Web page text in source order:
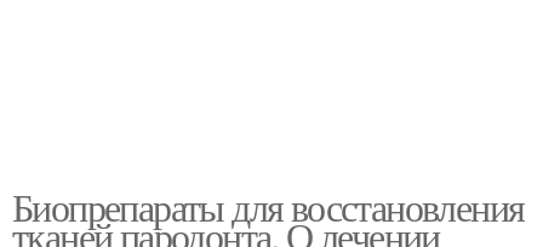
Биопрепараты для восстановления
тканей пародонта. О лечении